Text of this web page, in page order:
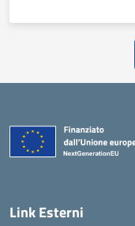
Link Esterni